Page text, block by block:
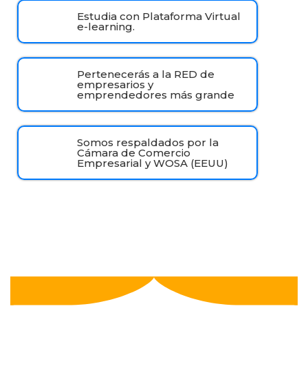
Estudia con Plataforma Virtual
e-learning.
Pertenecerás a la RED de
empresarios y
emprendedores más grande
Somos respaldados por la
Cámara de Comercio
Empresarial y WOSA (EEUU)